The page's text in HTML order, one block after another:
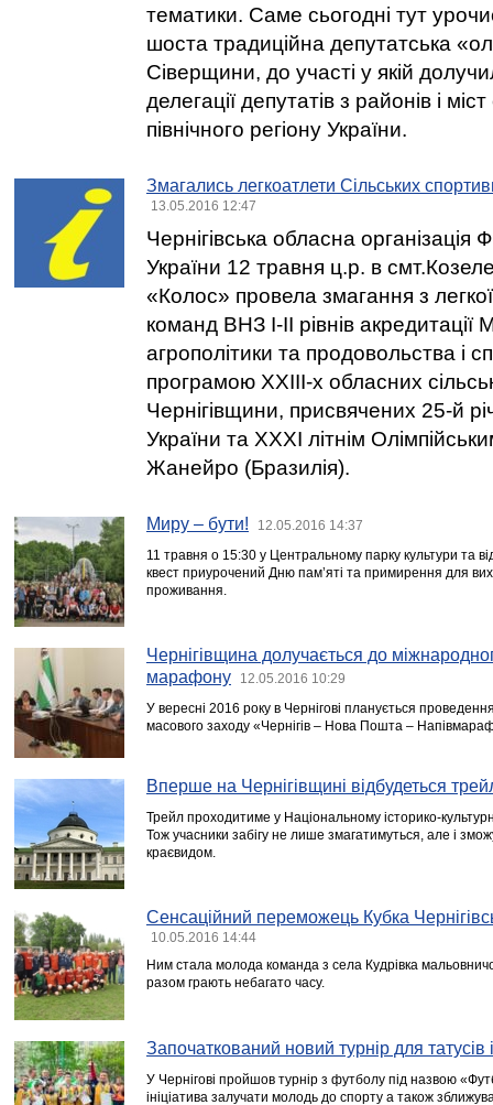
тематики. Саме сьогодні тут
шоста традиційна депутатська
Сіверщини, до участі у якій
делегації депутатів з районів і
північного регіону України.
Змагались легкоатлети Сільських
13.05.2016 12:47
Чернігівська обласна
України 12 травня ц.р. в
«Колос» провела змагання з
команд ВНЗ I-II рівнів акредитації
агрополітики та продовольства і
програмою XXIII-х обласних
Чернігівщини, присвячених 25-й
України та ХХХІ літнім
Жанейро (Бразилія).
Миру – бути! 12.05.2016 14:37
11 травня о 15:30 у Центральному парку культури та
квест приурочений Дню пам’яті та примирення для
проживання.
Чернігівщина долучається до
марафону
12.05.2016 10:29
У вересні 2016 року в Чернігові планується
масового заходу «Чернігів – Нова Пошта –
Вперше на Чернігівщині відбудеться
Трейл проходитиме у Національному історико-
Тож учасники забігу не лише змагатимуться, але і
краєвидом.
Сенсаційний переможець Кубка
10.05.2016 14:44
Ним стала молода команда з села Кудрівка
разом грають небагато часу.
Започаткований новий турнір для татусів і
У Чернігові пройшов турнір з футболу під назвою
ініціатива залучати молодь до спорту а також